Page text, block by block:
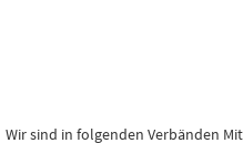
Wir sind in folgenden Verbänden